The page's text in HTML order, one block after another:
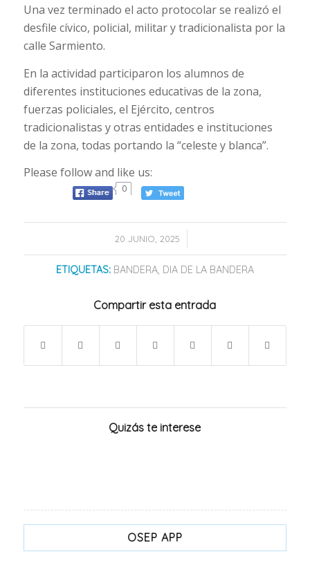
Una vez terminado el acto protocolar se realizó el
desfile cívico, policial, militar y tradicionalista por la
calle Sarmiento.
En la actividad participaron los alumnos de
diferentes instituciones educativas de la zona,
fuerzas policiales, el Ejército, centros
tradicionalistas y otras entidades e instituciones
de la zona, todas portando la “celeste y blanca”.
Please follow and like us:
0
20 JUNIO, 2025
/
ETIQUETAS: BANDERA, DIA DE LA BANDERA
Compartir esta entrada
Quizás te interese
OSEP APP